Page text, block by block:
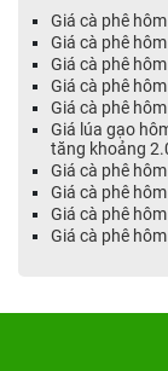
Giá cà phê
Giá cà phê
Giá cà phê
Giá cà phê
Giá cà phê
Giá lúa gạo
tăng khoảng
Giá cà phê
Giá cà phê
Giá cà phê
Giá cà phê